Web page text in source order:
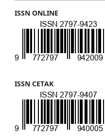
ISSN ONLINE
ISSN CETAK